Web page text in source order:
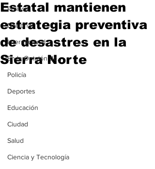
Política
Nacional
Internacional
En la Opinión de...
Policía
Deportes
Educación
Ciudad
Salud
Ciencia y Tecnología
Estatal mantienen
estrategia preventiva
de desastres en la
Sierra Norte